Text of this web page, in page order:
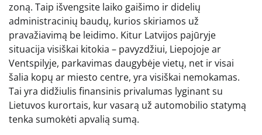
zoną. Taip išvengsite laiko gaišimo ir didelių
administracinių baudų, kurios skiriamos už
pravažiavimą be leidimo. Kitur Latvijos pajūryje
situacija visiškai kitokia – pavyzdžiui, Liepojoje ar
Ventspilyje, parkavimas daugybėje vietų, net ir visai
šalia kopų ar miesto centre, yra visiškai nemokamas.
Tai yra didžiulis finansinis privalumas lyginant su
Lietuvos kurortais, kur vasarą už automobilio statymą
tenka sumokėti apvalią sumą.